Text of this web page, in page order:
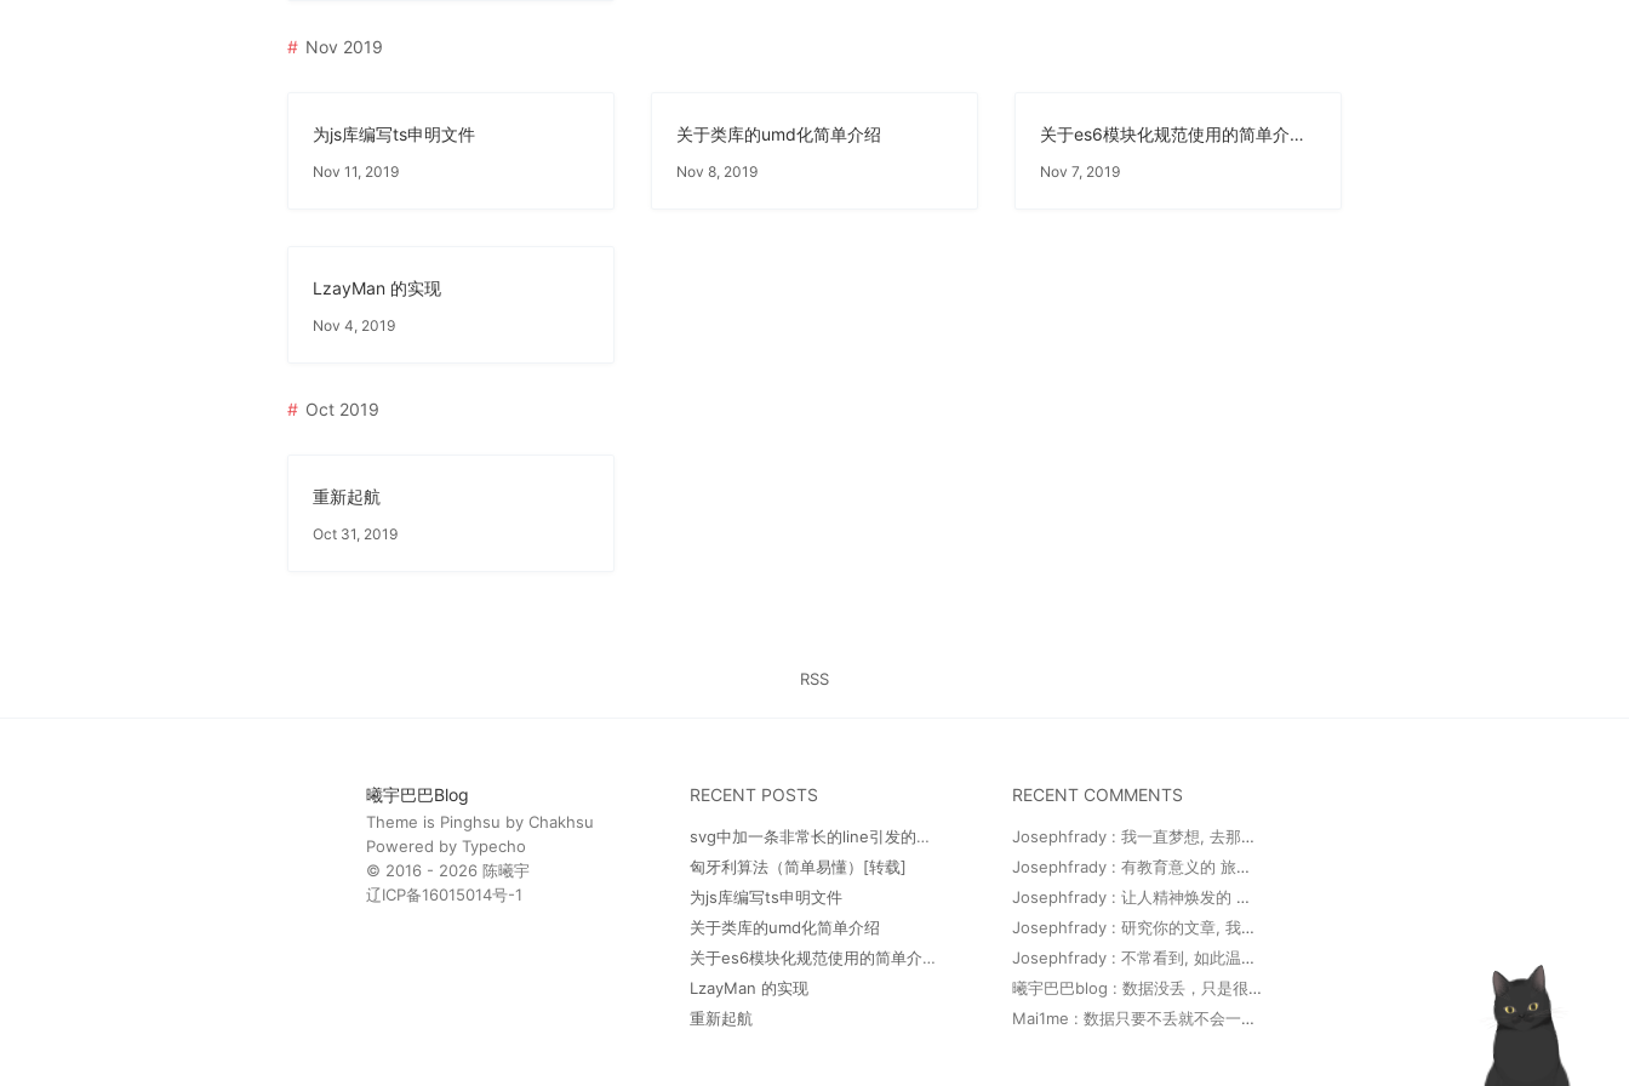
Nov 2019
为js库编写ts申明文件
Nov 11, 2019
关于类库的umd化简单介绍
Nov 8, 2019
关于es6模块化规范使用的简单介绍及一些回顾
Nov 7, 2019
LzayMan 的实现
Nov 4, 2019
Oct 2019
重新起航
Oct 31, 2019
RSS
曦宇巴巴Blog
Theme is Pinghsu by Chakhsu
Powered by Typecho
© 2016 - 2026 陈曦宇
辽ICP备16015014号-1
RECENT POSTS
svg中加一条非常长的line引发的现象【待研究】
匈牙利算法（简单易懂）[转载]
为js库编写ts申明文件
关于类库的umd化简单介绍
关于es6模块化规范使用的简单介绍及一些回顾
LzayMan 的实现
重新起航
RECENT COMMENTS
Josephfrady : 我一直梦想, 去那么多国家。真棒。 城市綠地...
Josephfrady : 有教育意义的 旅游者平台! 读起来很愉快! ...
Josephfrady : 让人精神焕发的 帖子! 继续创作。 海景球場...
Josephfrady : 研究你的文章, 我体会到, 世界很美。感谢 ...
Josephfrady : 不常看到, 如此温暖又有信息量的博客。非常酷...
曦宇巴巴blog : 数据没丢，只是很久没写了
Mai1me : 数据只要不丢就不会一直重新启航